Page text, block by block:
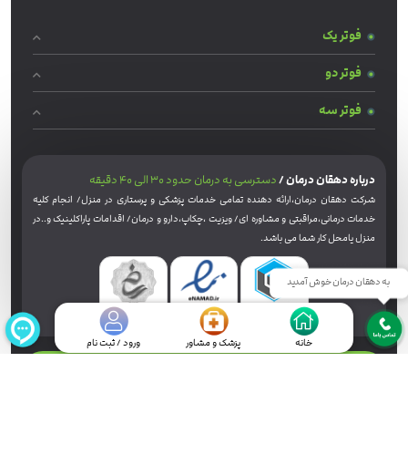
فوتر یک
فوتر دو
فوتر سه
درباره دهقان درمان /دسترسی به درمان حدود 30 الی 40 دقیقه
شرکت دهقان درمان،ارائه دهنده تمامی خدمات پزشکی و پرستاری در منزل/ انجام کلیه
خدمات درمانی،مراقبتی و مشاوره ای/ ویزیت ،چکاپ،دارو و درمان/ اقدامات پاراکلینیک و..در
منزل یامحل کار شما می باشد.
به دهقان درمان خوش آمدید
خانه پزشک و مشاور ورود / ثبت نام